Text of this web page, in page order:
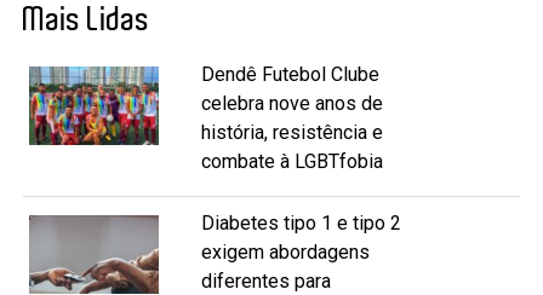
Mais Lidas
Dendê Futebol Clube
celebra nove anos de
história, resistência e
combate à LGBTfobia
Diabetes tipo 1 e tipo 2
exigem abordagens
diferentes para